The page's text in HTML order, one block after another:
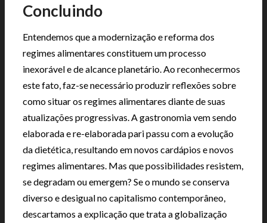
Concluindo
Entendemos que a modernização e reforma dos
regimes alimentares constituem um processo
inexorável e de alcance planetário. Ao reconhecermos
este fato, faz-se necessário produzir reflexões sobre
como situar os regimes alimentares diante de suas
atualizações progressivas. A gastronomia vem sendo
elaborada e re-elaborada pari passu com a evolução
da dietética, resultando em novos cardápios e novos
regimes alimentares. Mas que possibilidades resistem,
se degradam ou emergem? Se o mundo se conserva
diverso e desigual no capitalismo contemporâneo,
descartamos a explicação que trata a globalização